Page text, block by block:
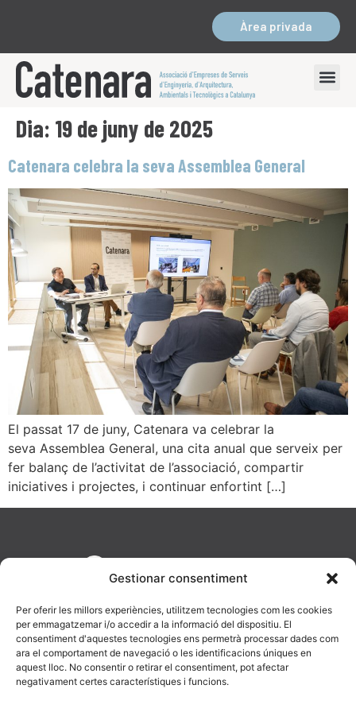
Gestionar consentiment
Per oferir les millors experiències, utilitzem tecnologies com les cookies
per emmagatzemar i/o accedir a la informació del dispositiu. El
consentiment d'aquestes tecnologies ens permetrà processar dades com
ara el comportament de navegació o les identificacions úniques en
aquest lloc. No consentir o retirar el consentiment, pot afectar
negativament certes característiques i funcions.
Àrea privada
Dia: 19 de juny de 2025
Catenara celebra la seva Assemblea General
El passat 17 de juny, Catenara va celebrar la
seva Assemblea General, una cita anual que serveix per
fer balanç de l’activitat de l’associació, compartir
iniciatives i projectes, i continuar enfortint […]
AV. Diagonal, 477, 08036 Barcelona